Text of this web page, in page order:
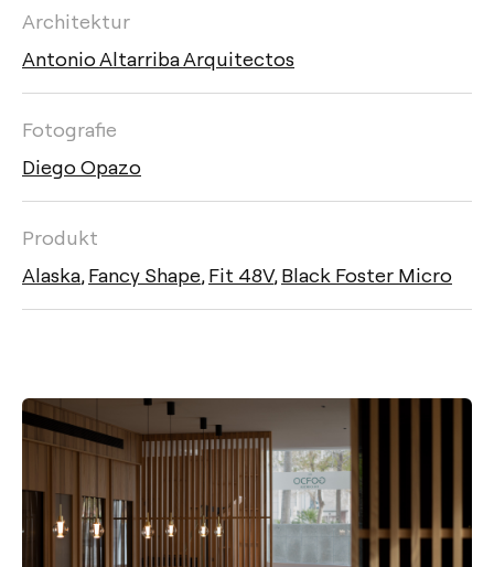
Architektur
Antonio Altarriba Arquitectos
Fotografie
Diego Opazo
Produkt
Alaska,Fancy Shape,Fit 48V,Black Foster Micro